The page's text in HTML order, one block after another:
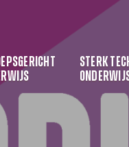
STERK